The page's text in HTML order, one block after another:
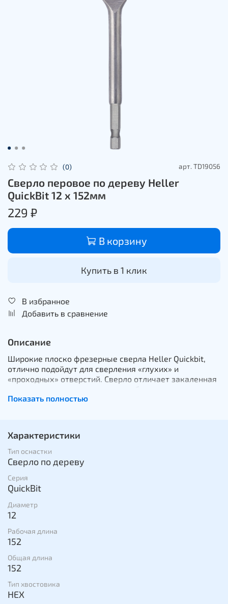
(0) арт. TD19056
Сверло перовое по дереву Heller
QuickBit 12 х 152мм
229 ₽
В корзину
Купить в 1 клик
В избранное
Добавить в сравнение
Описание
Широкие плоско фрезерные сверла Heller Quickbit,
отлично подойдут для сверления «глухих» и
«проходных» отверстий. Сверло отличает закаленная
по краям отверстия. Серия плоско фрезерных сверл
сверла в патроне.
Показать полностью
Характеристики
Тип оснастки
Сверло по дереву
Серия
QuickBit
Диаметр
12
Рабочая длина
152
Общая длина
152
Тип хвостовика
HEX